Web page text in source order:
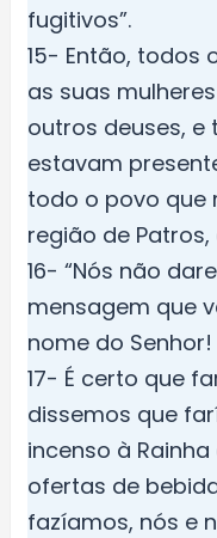
fugitivos”.
15- Então, todos
as suas
outros deuses, e
estavam
todo o povo que
região de
16- “Nós não
mensagem que
nome do Senhor!
17- É certo que
dissemos que
incenso à
ofertas de
fazíamos, nós e